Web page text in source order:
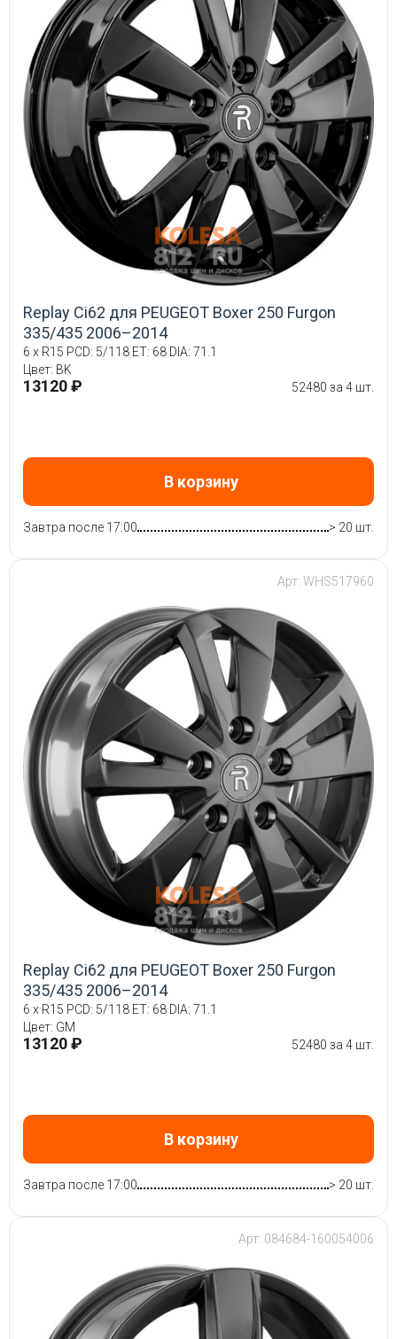
Replay Ci62 для PEUGEOT Boxer 250 Furgon
335/435 2006–2014
6 x R15 PCD: 5/118 ET: 68 DIA: 71.1
Цвет: BK
13120 ₽ 52480 за 4 шт.
В корзину
Завтра после 17:00 > 20 шт.
Арт: WHS517960
Replay Ci62 для PEUGEOT Boxer 250 Furgon
335/435 2006–2014
6 x R15 PCD: 5/118 ET: 68 DIA: 71.1
Цвет: GM
13120 ₽ 52480 за 4 шт.
В корзину
Завтра после 17:00 > 20 шт.
Арт: 084684-160054006